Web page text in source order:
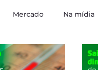
Mercado Na mídia